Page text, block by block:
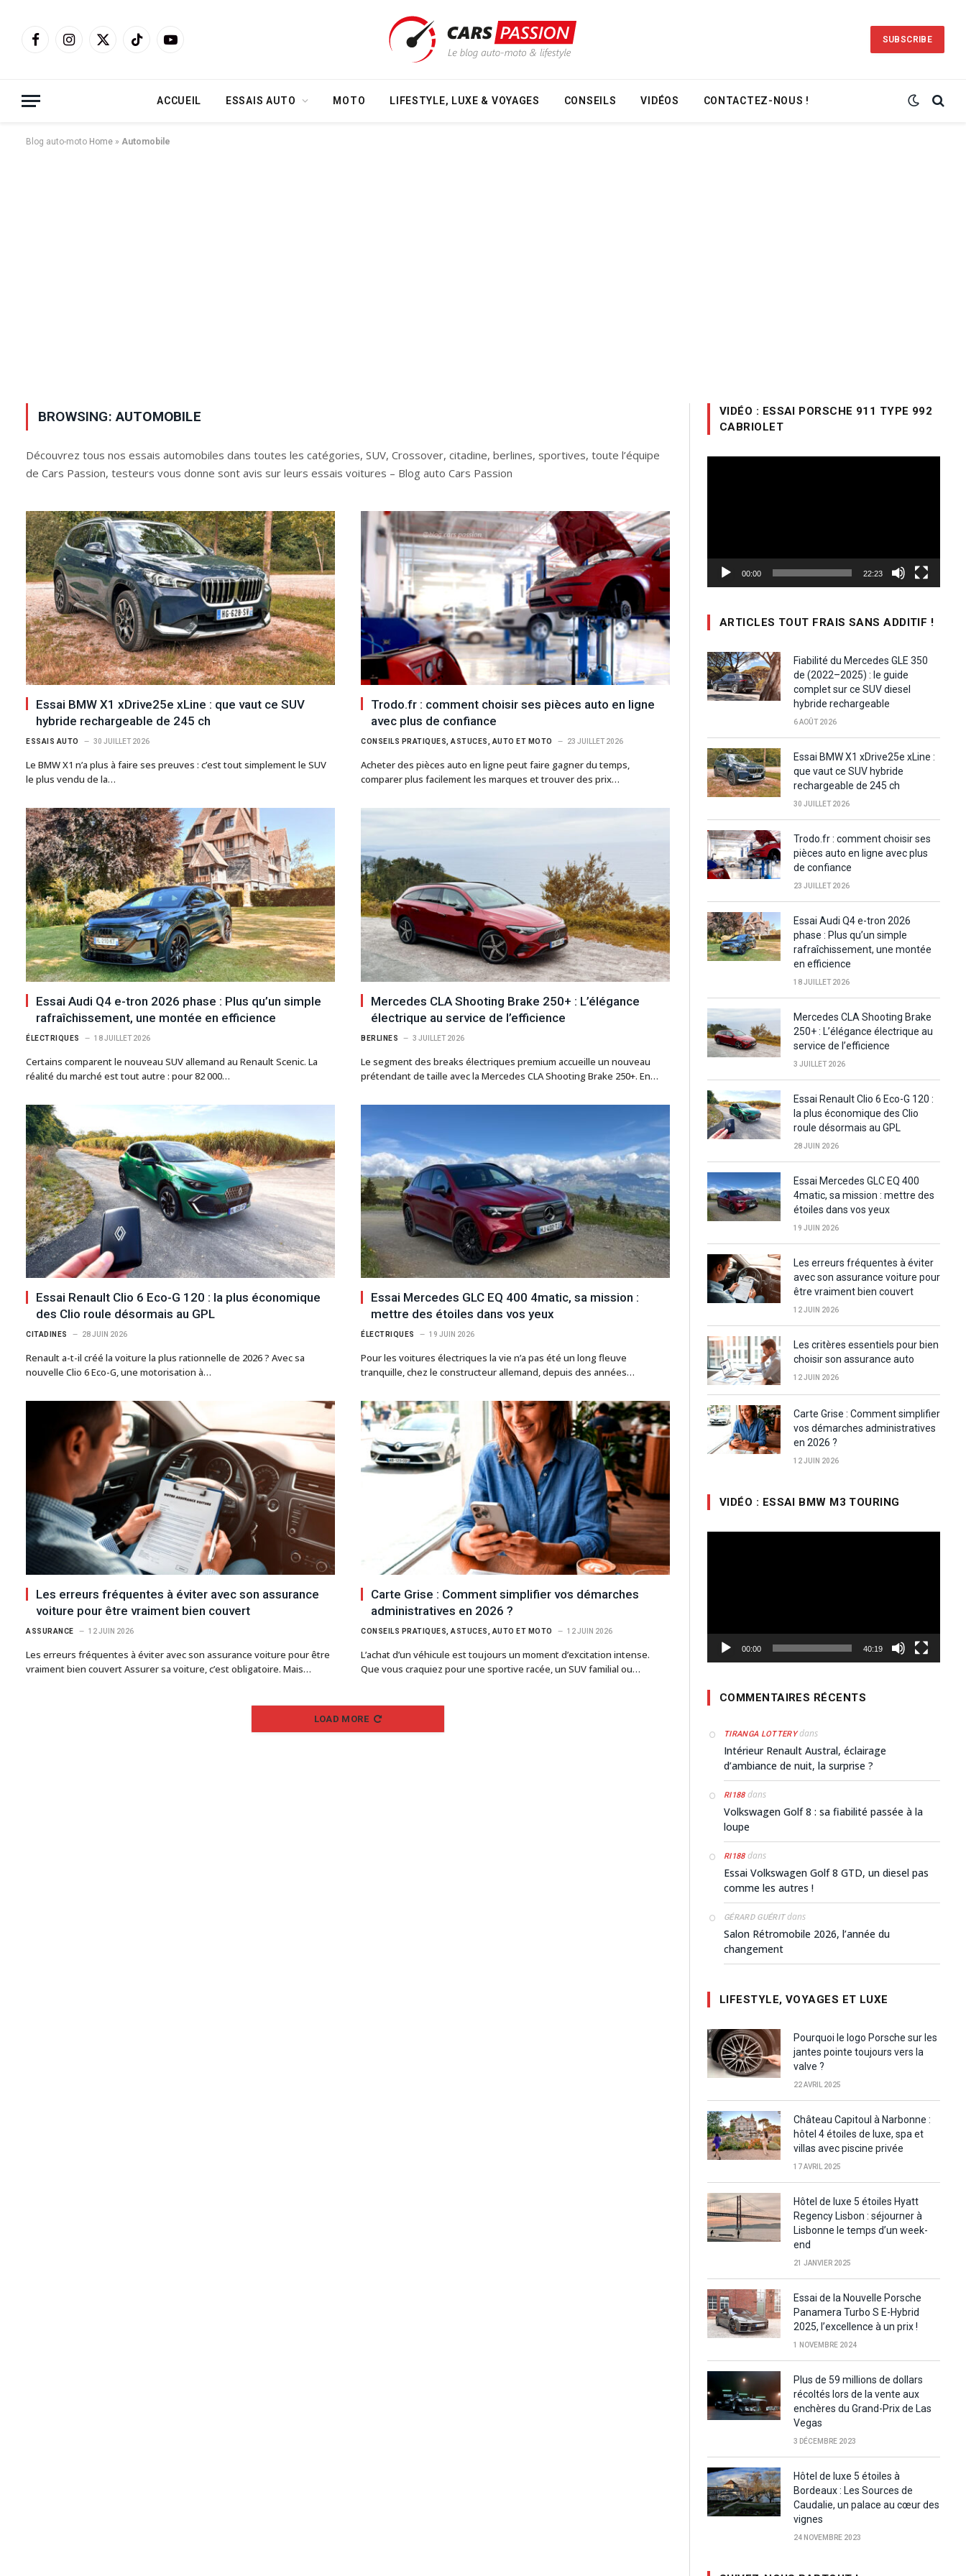
FacebookInstagram
X
TikTokYouTube SUBSCRIBE
ACCUEIL ESSAIS AUTO MOTO LIFESTYLE, LUXE & VOYAGES CONSEILS VIDÉOS CONTACTEZ-NOUS !
Blog auto-moto Home » Automobile
BROWSING:AUTOMOBILE
Découvrez tous nos essais automobiles dans toutes les catégories, SUV, Crossover, citadine, berlines, sportives, toute l’équipe
de Cars Passion, testeurs vous donne sont avis sur leurs essais voitures – Blog auto Cars Passion
Essai BMW X1 xDrive25e xLine : que vaut ce SUV
hybride rechargeable de 245 ch
ESSAIS AUTO 30 JUILLET 2026
Le BMW X1 n’a plus à faire ses preuves : c’est tout simplement le SUV
le plus vendu de la…
Trodo.fr : comment choisir ses pièces auto en ligne
avec plus de confiance
CONSEILS PRATIQUES, ASTUCES, AUTO ET MOTO 23 JUILLET 2026
Acheter des pièces auto en ligne peut faire gagner du temps,
comparer plus facilement les marques et trouver des prix…
Essai Audi Q4 e-tron 2026 phase : Plus qu’un simple
rafraîchissement, une montée en efficience
ÉLECTRIQUES 18 JUILLET 2026
Certains comparent le nouveau SUV allemand au Renault Scenic. La
réalité du marché est tout autre : pour 82 000…
Mercedes CLA Shooting Brake 250+ : L’élégance
électrique au service de l’efficience
BERLINES 3 JUILLET 2026
Le segment des breaks électriques premium accueille un nouveau
prétendant de taille avec la Mercedes CLA Shooting Brake 250+. En…
Essai Renault Clio 6 Eco-G 120 : la plus économique
des Clio roule désormais au GPL
CITADINES 28 JUIN 2026
Renault a-t-il créé la voiture la plus rationnelle de 2026 ? Avec sa
nouvelle Clio 6 Eco-G, une motorisation à…
Essai Mercedes GLC EQ 400 4matic, sa mission :
mettre des étoiles dans vos yeux
ÉLECTRIQUES 19 JUIN 2026
Pour les voitures électriques la vie n’a pas été un long fleuve
tranquille, chez le constructeur allemand, depuis des années…
Les erreurs fréquentes à éviter avec son assurance
voiture pour être vraiment bien couvert
ASSURANCE 12 JUIN 2026
Les erreurs fréquentes à éviter avec son assurance voiture pour être
vraiment bien couvert Assurer sa voiture, c’est obligatoire. Mais…
Carte Grise : Comment simplifier vos démarches
administratives en 2026 ?
CONSEILS PRATIQUES, ASTUCES, AUTO ET MOTO 12 JUIN 2026
L’achat d’un véhicule est toujours un moment d’excitation intense.
Que vous craquiez pour une sportive racée, un SUV familial ou…
LOAD MORE
VIDÉO : ESSAI PORSCHE 911 TYPE 992
CABRIOLET
00:00 22:23
ARTICLES TOUT FRAIS SANS ADDITIF !
Fiabilité du Mercedes GLE 350
de (2022–2025) : le guide
complet sur ce SUV diesel
hybride rechargeable
6 AOÛT 2026
Essai BMW X1 xDrive25e xLine :
que vaut ce SUV hybride
rechargeable de 245 ch
30 JUILLET 2026
Trodo.fr : comment choisir ses
pièces auto en ligne avec plus
de confiance
23 JUILLET 2026
Essai Audi Q4 e-tron 2026
phase : Plus qu’un simple
rafraîchissement, une montée
en efficience
18 JUILLET 2026
Mercedes CLA Shooting Brake
250+ : L’élégance électrique au
service de l’efficience
3 JUILLET 2026
Essai Renault Clio 6 Eco-G 120 :
la plus économique des Clio
roule désormais au GPL
28 JUIN 2026
Essai Mercedes GLC EQ 400
4matic, sa mission : mettre des
étoiles dans vos yeux
19 JUIN 2026
Les erreurs fréquentes à éviter
avec son assurance voiture pour
être vraiment bien couvert
12 JUIN 2026
Les critères essentiels pour bien
choisir son assurance auto
12 JUIN 2026
Carte Grise : Comment simplifier
vos démarches administratives
en 2026 ?
12 JUIN 2026
VIDÉO : ESSAI BMW M3 TOURING
00:00 40:19
COMMENTAIRES RÉCENTS
TIRANGA LOTTERYdans
Intérieur Renault Austral, éclairage
d’ambiance de nuit, la surprise ?
RI188dans
Volkswagen Golf 8 : sa fiabilité passée à la
loupe
RI188dans
Essai Volkswagen Golf 8 GTD, un diesel pas
comme les autres !
GÉRARD GUÉRITdans
Salon Rétromobile 2026, l’année du
changement
LIFESTYLE, VOYAGES ET LUXE
Pourquoi le logo Porsche sur les
jantes pointe toujours vers la
valve ?
22 AVRIL 2025
Château Capitoul à Narbonne :
hôtel 4 étoiles de luxe, spa et
villas avec piscine privée
17 AVRIL 2025
Hôtel de luxe 5 étoiles Hyatt
Regency Lisbon : séjourner à
Lisbonne le temps d’un week-
end
21 JANVIER 2025
Essai de la Nouvelle Porsche
Panamera Turbo S E-Hybrid
2025, l’excellence à un prix !
1 NOVEMBRE 2024
Plus de 59 millions de dollars
récoltés lors de la vente aux
enchères du Grand-Prix de Las
Vegas
3 DÉCEMBRE 2023
Hôtel de luxe 5 étoiles à
Bordeaux : Les Sources de
Caudalie, un palace au cœur des
vignes
24 NOVEMBRE 2023